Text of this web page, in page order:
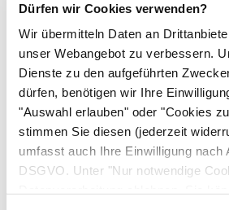
Dürfen wir Cookies verwenden?
Wir übermitteln Daten an
unser Webangebot zu verbessern.
Dienste zu den aufgeführten
dürfen, benötigen wir Ihre
"Auswahl erlauben" oder "Cookies
stimmen Sie diesen (jederzeit
umfasst auch Ihre Einwilligung nach
DSGVO. Unter "Nur notwendige
Hirnstimulation lindert
Ketamin als
Methylphenidat stört